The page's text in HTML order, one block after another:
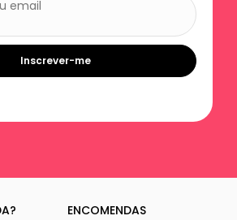
Inscrever-me
ENCOMENDAS